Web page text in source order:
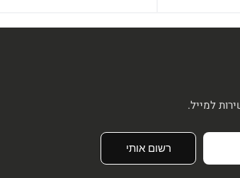
היה: הוא:
למייל.
רשום אותי